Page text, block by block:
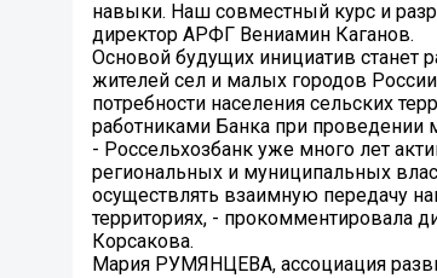
навыки. Наш совместный курс и
директор АРФГ Вениамин Каганов.
Основой будущих инициатив
жителей сел и малых городов
потребности населения сельских
работниками Банка при
- Россельхозбанк уже много лет
региональных и муниципальных
осуществлять взаимную передачу
территориях, - прокомментировала
Корсакова.
Мария РУМЯНЦЕВА, ассоциация